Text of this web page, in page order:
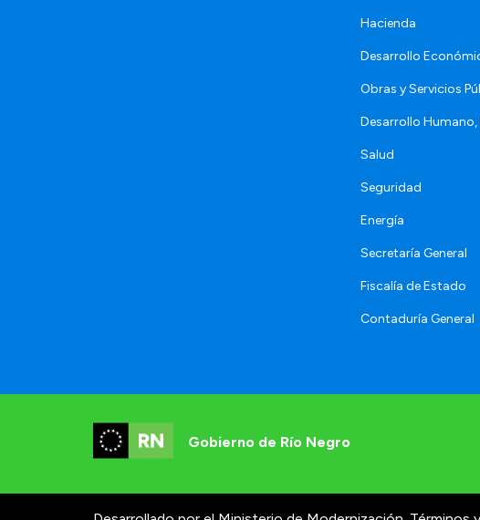
Hacienda
Desarrollo
Obras y Servicios
Desarrollo
Salud
Seguridad
Energía
Secretaría General
Fiscalía de Estado
Contaduría General
Gobierno de Río Negro